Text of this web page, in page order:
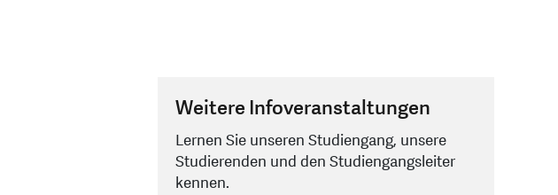
Weitere Infoveranstaltungen
Lernen Sie unseren Studiengang, unsere
Studierenden und den Studiengangsleiter
kennen.